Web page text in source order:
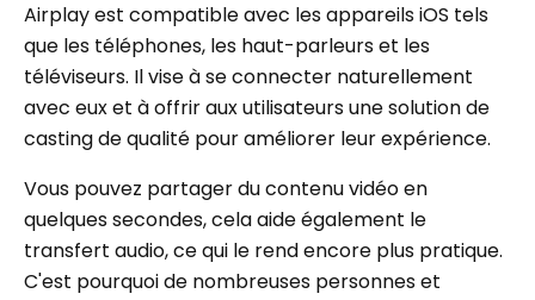
Airplay est compatible avec les appareils iOS tels
que les téléphones, les haut-parleurs et les
téléviseurs. Il vise à se connecter naturellement
avec eux et à offrir aux utilisateurs une solution de
casting de qualité pour améliorer leur expérience.
Vous pouvez partager du contenu vidéo en
quelques secondes, cela aide également le
transfert audio, ce qui le rend encore plus pratique.
C'est pourquoi de nombreuses personnes et